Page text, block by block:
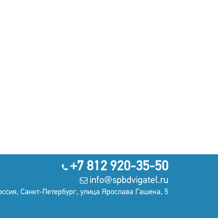
+7 812 920-35-50
info@spbdvigatel.ru
Санкт-Петербург, улица Ярослава Гашека, 5